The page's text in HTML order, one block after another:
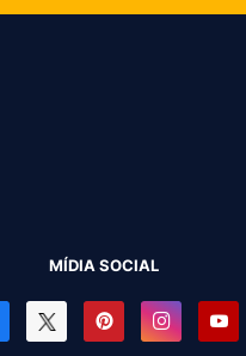
MÍDIA SOCIAL